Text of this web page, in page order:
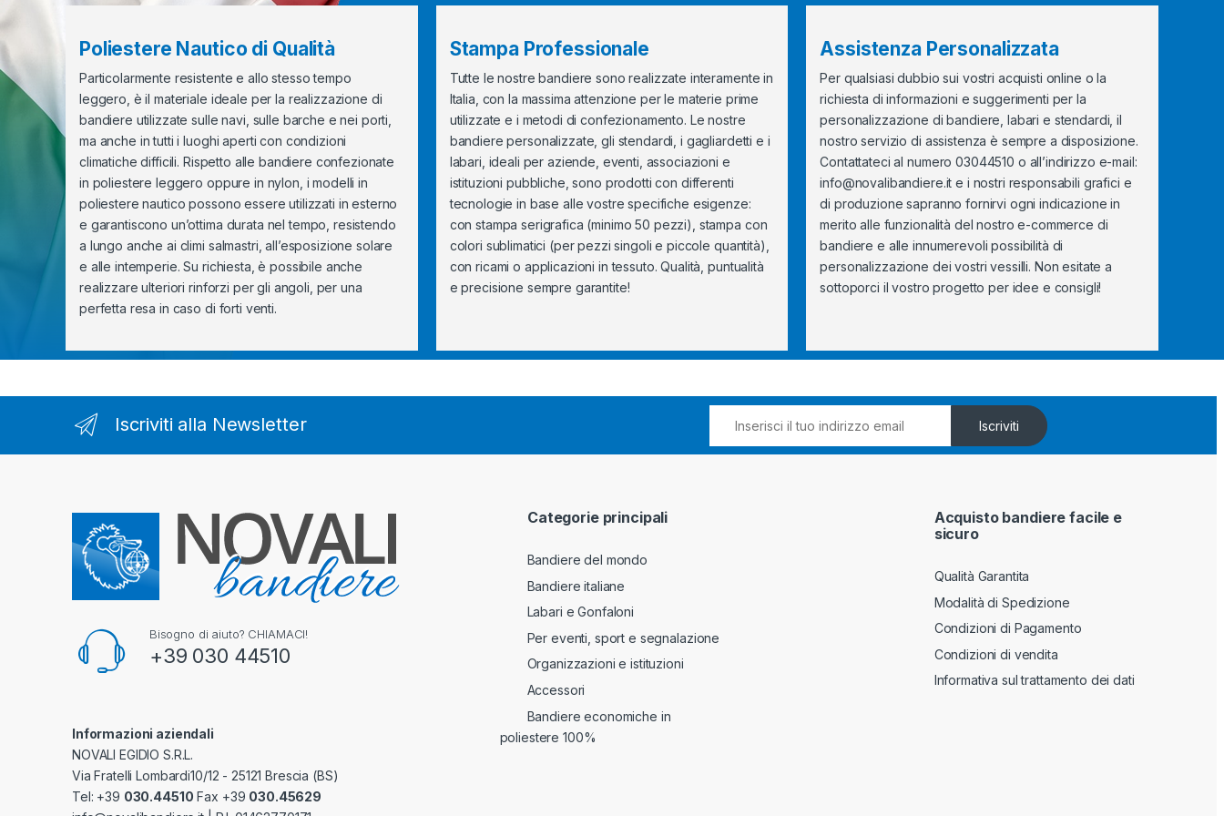
Poliestere Nautico di Qualità
Particolarmente resistente e allo stesso tempo
leggero, è il materiale ideale per la realizzazione di
bandiere utilizzate sulle navi, sulle barche e nei porti,
ma anche in tutti i luoghi aperti con condizioni
climatiche difficili. Rispetto alle bandiere confezionate
in poliestere leggero oppure in nylon, i modelli in
poliestere nautico possono essere utilizzati in esterno
e garantiscono un’ottima durata nel tempo, resistendo
a lungo anche ai climi salmastri, all’esposizione solare
e alle intemperie. Su richiesta, è possibile anche
realizzare ulteriori rinforzi per gli angoli, per una
perfetta resa in caso di forti venti.
Stampa Professionale
Tutte le nostre bandiere sono realizzate interamente in
Italia, con la massima attenzione per le materie prime
utilizzate e i metodi di confezionamento. Le nostre
bandiere personalizzate, gli stendardi, i gagliardetti e i
labari, ideali per aziende, eventi, associazioni e
istituzioni pubbliche, sono prodotti con differenti
tecnologie in base alle vostre specifiche esigenze:
con stampa serigrafica (minimo 50 pezzi), stampa con
colori sublimatici (per pezzi singoli e piccole quantità),
con ricami o applicazioni in tessuto. Qualità, puntualità
e precisione sempre garantite!
Assistenza Personalizzata
Per qualsiasi dubbio sui vostri acquisti online o la
richiesta di informazioni e suggerimenti per la
personalizzazione di bandiere, labari e stendardi, il
nostro servizio di assistenza è sempre a disposizione.
Contattateci al numero 03044510 o all’indirizzo e-mail:
info@novalibandiere.it e i nostri responsabili grafici e
di produzione sapranno fornirvi ogni indicazione in
merito alle funzionalità del nostro e-commerce di
bandiere e alle innumerevoli possibilità di
personalizzazione dei vostri vessilli. Non esitate a
sottoporci il vostro progetto per idee e consigli!
Iscriviti alla Newsletter Iscriviti
Bisogno di aiuto? CHIAMACI!
+39 030 44510
Informazioni aziendali
NOVALI EGIDIO S.R.L.
Via Fratelli Lombardi10/12 - 25121 Brescia (BS)
Tel: +39 030.44510 Fax +39 030.45629
Categorie principali
Bandiere del mondo
Bandiere italiane
Labari e Gonfaloni
Per eventi, sport e segnalazione
Organizzazioni e istituzioni
Accessori
Bandiere economiche in
poliestere 100%
Acquisto bandiere facile e
sicuro
Qualità Garantita
Modalità di Spedizione
Condizioni di Pagamento
Condizioni di vendita
Informativa sul trattamento dei dati